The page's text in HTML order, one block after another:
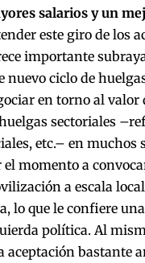
salarios y un
este giro de los
importante
nuevo ciclo de
en torno al valor
sectoriales
etc.– en muchos
el momento a
a escala
lo que le confiere
política. Al
aceptación bastante